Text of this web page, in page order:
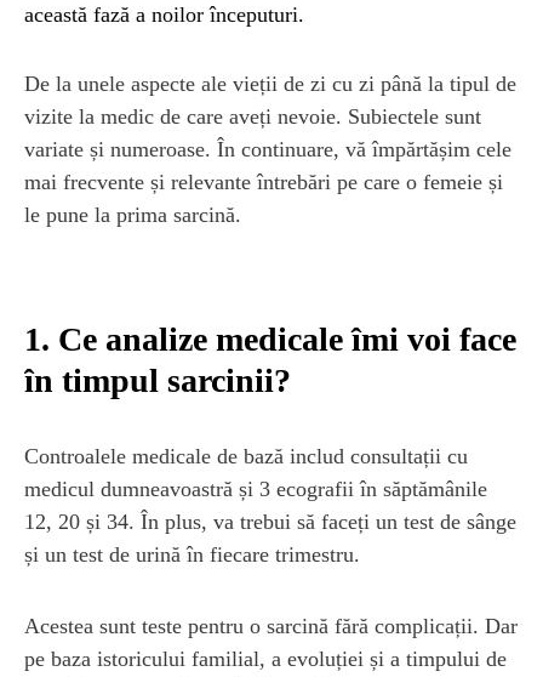
această fază a noilor începuturi.
De la unele aspecte ale vieții de zi cu zi până la tipul de
vizite la medic de care aveți nevoie. Subiectele sunt
variate și numeroase. În continuare, vă împărtășim cele
mai frecvente și relevante întrebări pe care o femeie și
le pune la prima sarcină.
1. Ce analize medicale îmi voi face
în timpul sarcinii?
Controalele medicale de bază includ consultații cu
medicul dumneavoastră și 3 ecografii în săptămânile
12, 20 și 34. În plus, va trebui să faceți un test de sânge
și un test de urină în fiecare trimestru.
Acestea sunt teste pentru o sarcină fără complicații. Dar
pe baza istoricului familial, a evoluției și a timpului de